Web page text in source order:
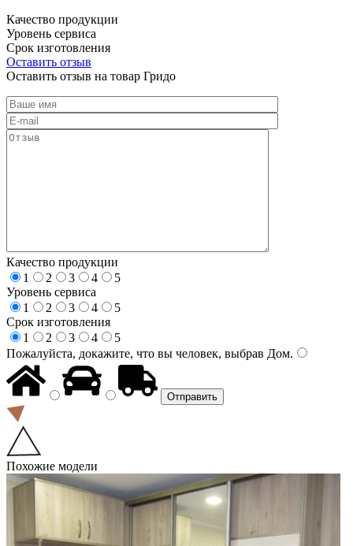
Качество продукции
Уровень сервиса
Срок изготовления
Оставить отзыв
Оставить отзыв на товар Гридо
Качество продукции
1
2 3 4
5
Уровень сервиса
1
2 3 4
5
Срок изготовления
1
2 3 4
5
Пожалуйста, докажите, что вы человек, выбрав Дом.
Похожие модели